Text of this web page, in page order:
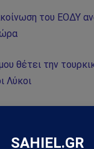
του ΕΟΔΥ
θέτει την
Λύκοι
το Sahiel στο